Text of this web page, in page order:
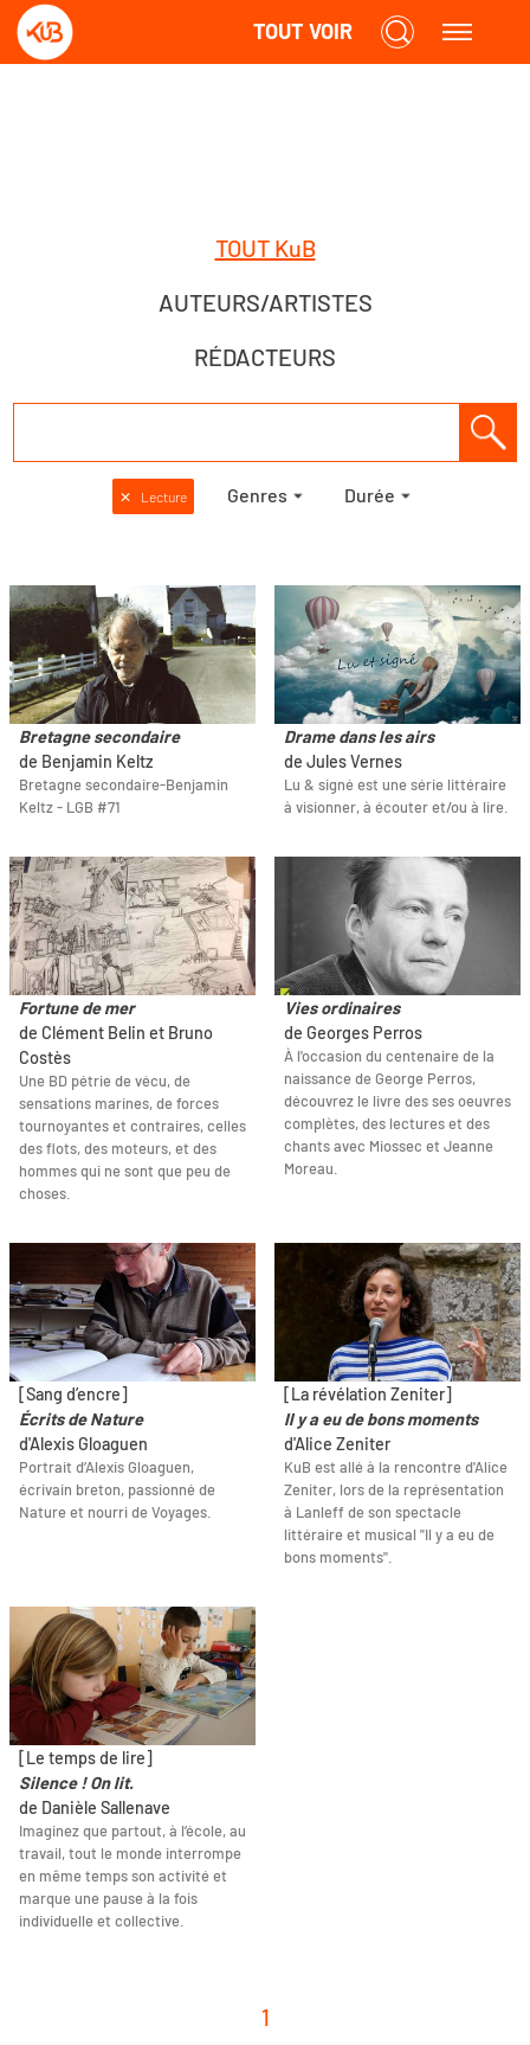
TOUT VOIR
TOUT KuB
AUTEURS/ARTISTES
RÉDACTEURS
✕ Lecture Genres Durée
Bretagne secondaire
de Benjamin Keltz
Bretagne secondaire-Benjamin
Keltz - LGB #71
Drame dans les airs
de Jules Vernes
Lu & signé est une série littéraire
à visionner, à écouter et/ou à lire.
Fortune de mer
de Clément Belin et Bruno
Costès
Une BD pétrie de vécu, de
sensations marines, de forces
tournoyantes et contraires, celles
des flots, des moteurs, et des
hommes qui ne sont que peu de
choses.
Vies ordinaires
de Georges Perros
À l'occasion du centenaire de la
naissance de George Perros,
découvrez le livre des ses oeuvres
complètes, des lectures et des
chants avec Miossec et Jeanne
Moreau.
[Sang d’encre]
Écrits de Nature
d'Alexis Gloaguen
Portrait d’Alexis Gloaguen,
écrivain breton, passionné de
Nature et nourri de Voyages.
[La révélation Zeniter]
Il y a eu de bons moments
d'Alice Zeniter
KuB est allé à la rencontre d'Alice
Zeniter, lors de la représentation
à Lanleff de son spectacle
littéraire et musical "Il y a eu de
bons moments".
[Le temps de lire]
Silence ! On lit.
de Danièle Sallenave
Imaginez que partout, à l’école, au
travail, tout le monde interrompe
en même temps son activité et
marque une pause à la fois
individuelle et collective.
1